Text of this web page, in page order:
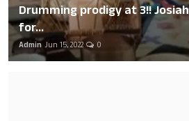
Drumming prodigy at 3!!
for...
Admin Jun 15, 2022 0